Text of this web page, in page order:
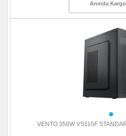
Anında
VENTO 350W VS115F